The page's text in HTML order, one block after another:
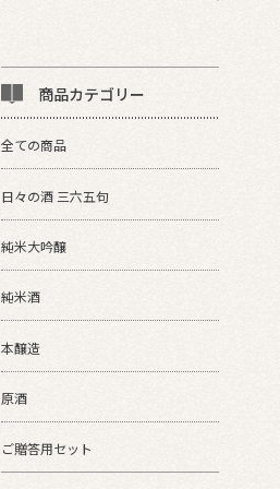
商品カテゴリー
全ての商品
日々の酒 三六五句
純米大吟醸
純米酒
本醸造
原酒
ご贈答用セット